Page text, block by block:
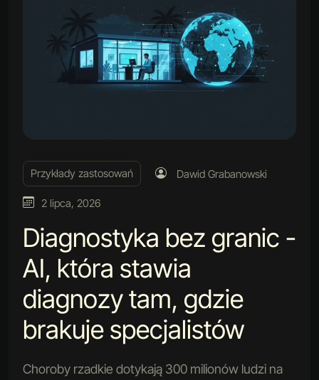
Przykłady zastosowań Dawid Grabanowski
2 lipca, 2026
Diagnostyka bez granic -
AI, która stawia
diagnozy tam, gdzie
brakuje specjalistów
Choroby rzadkie dotykają 300 milionów ludzi na